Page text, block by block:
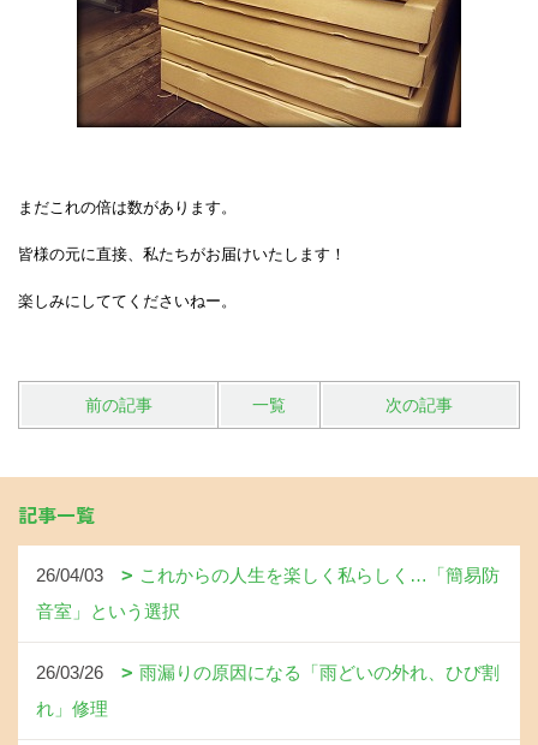
まだこれの倍は数があります。
皆様の元に直接、私たちがお届けいたします！
楽しみにしててくださいねー。
前の記事 一覧 次の記事
記事一覧
26/04/03
これからの人生を楽しく私らしく…「簡易防
音室」という選択
26/03/26
雨漏りの原因になる「雨どいの外れ、ひび割
れ」修理